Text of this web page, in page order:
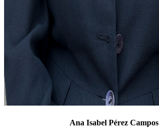
Ana Isabel Pérez Campos